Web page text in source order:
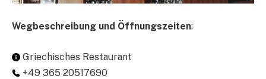
Wegbeschreibung und Öffnungszeiten:
Griechisches Restaurant
+49 365 20517690